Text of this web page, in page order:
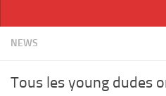
NEWS
Tous les young dudes